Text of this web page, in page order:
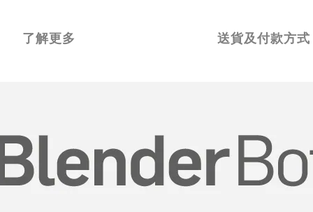
了解更多 送貨及付款方式